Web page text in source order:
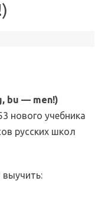
bu — men!)
нового учебника
русских школ